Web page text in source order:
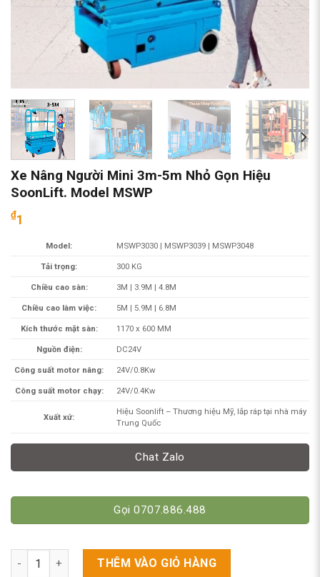
Xe Nâng Người Mini 3m-5m Nhỏ Gọn Hiệu
SoonLift. Model MSWP
₫1
Model: MSWP3030 | MSWP3039 | MSWP3048
Tải trọng: 300 KG
Chiều cao sàn: 3M | 3.9M | 4.8M
Chiều cao làm việc: 5M | 5.9M | 6.8M
Kích thước mặt sàn: 1170 x 600 MM
Nguồn điện: DC24V
Công suất motor nâng: 24V/0.8Kw
Công suất motor chạy: 24V/0.4Kw
Xuất xứ:
Hiệu Soonlift – Thương hiệu Mỹ, lắp ráp tại nhà máy
Trung Quốc
Chat Zalo
Gọi 0707.886.488
Xe Nâng Người Mini 3m-5m Nhỏ Gọn Hiệu SoonLift. Model
THÊM VÀO GIỎ HÀNG